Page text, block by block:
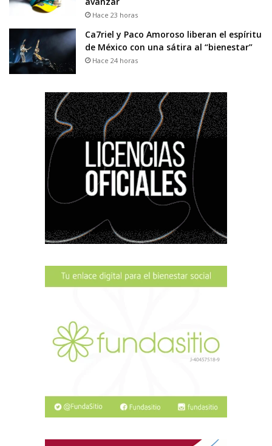
Hace 23 horas
Ca7riel y Paco Amoroso liberan el espíritu
de México con una sátira al “bienestar”
Hace 24 horas